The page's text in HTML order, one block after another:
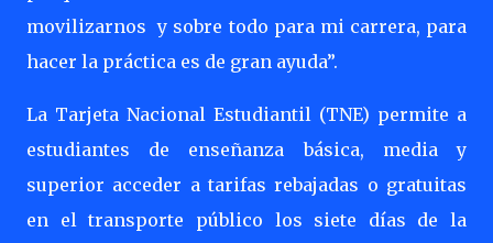
movilizarnos y sobre todo para mi carrera, para
hacer la práctica es de gran ayuda”.
La Tarjeta Nacional Estudiantil (TNE) permite a
estudiantes de enseñanza básica, media y
superior acceder a tarifas rebajadas o gratuitas
en el transporte público los siete días de la